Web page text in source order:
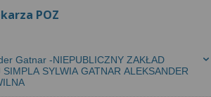
POZ
Gatnar -NIEPUBLICZNY ZAKŁAD
SYLWIA GATNAR ALEKSANDER